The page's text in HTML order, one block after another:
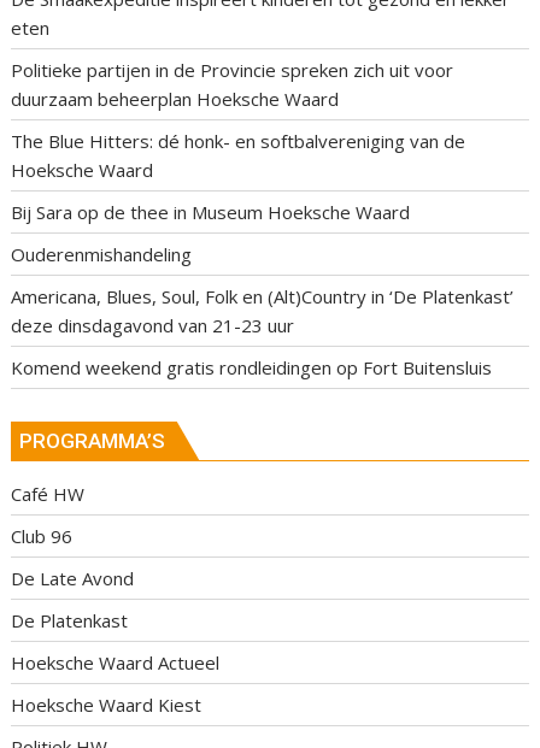
eten
Politieke partijen in de Provincie spreken zich uit voor
duurzaam beheerplan Hoeksche Waard
The Blue Hitters: dé honk- en softbalvereniging van de
Hoeksche Waard
Bij Sara op de thee in Museum Hoeksche Waard
Ouderenmishandeling
Americana, Blues, Soul, Folk en (Alt)Country in ‘De Platenkast’
deze dinsdagavond van 21-23 uur
Komend weekend gratis rondleidingen op Fort Buitensluis
PROGRAMMA’S
Café HW
Club 96
De Late Avond
De Platenkast
Hoeksche Waard Actueel
Hoeksche Waard Kiest